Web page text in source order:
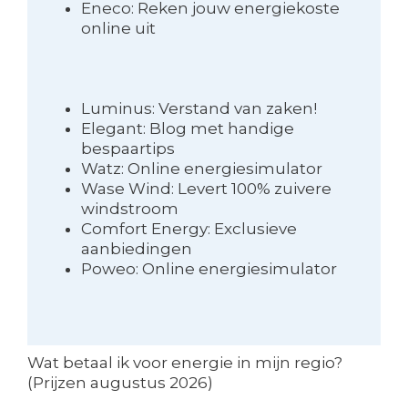
Eneco: Reken jouw energiekoste
online uit
Luminus: Verstand van zaken!
Elegant: Blog met handige
bespaartips
Watz: Online energiesimulator
Wase Wind: Levert 100% zuivere
windstroom
Comfort Energy: Exclusieve
aanbiedingen
Poweo: Online energiesimulator
Wat betaal ik voor energie in mijn regio?
(Prijzen augustus 2026)